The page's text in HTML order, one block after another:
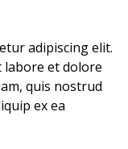
adipiscing elit.
labore et dolore
quis nostrud
ex ea